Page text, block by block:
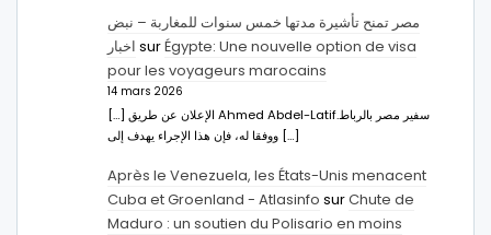
مصر تمنح تأشيرة مدتها خمس سنوات للمغاربة – نبض
اخبار surÉgypte: Une nouvelle option de visa
pour les voyageurs marocains
14 mars 2026
[…] الإعلان عن طريق Ahmed Abdel-Latifسفير مصر بالرباط.
ووفقا له، فإن هذا الإجراء يهدف إلى […]
Après le Venezuela, les États-Unis menacent
Cuba et Groenland - Atlasinfo surChute de
Maduro : un soutien du Polisario en moins